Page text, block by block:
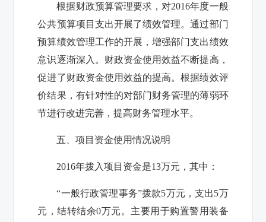
根据财政预算管理要求，对2016年度一般
公共预算项目支出开展了绩效管理。通过部门
预算绩效管理工作的开展，增强部门支出绩效
意识逐渐深入。财政资金使用效益不断提高，
促进了财政资金使用效益的提高。根据绩效评
价结果，有针对性的对部门财务管理的薄弱环
节进行改进完善，提高财务管理水平。
五、项目资金使用情况说明
2016年拨入项目资金是13万元，其中：
“一般行政管理事务”拨款5万元，支出5万
元，结转结余0万元。主要用于购置警用装备